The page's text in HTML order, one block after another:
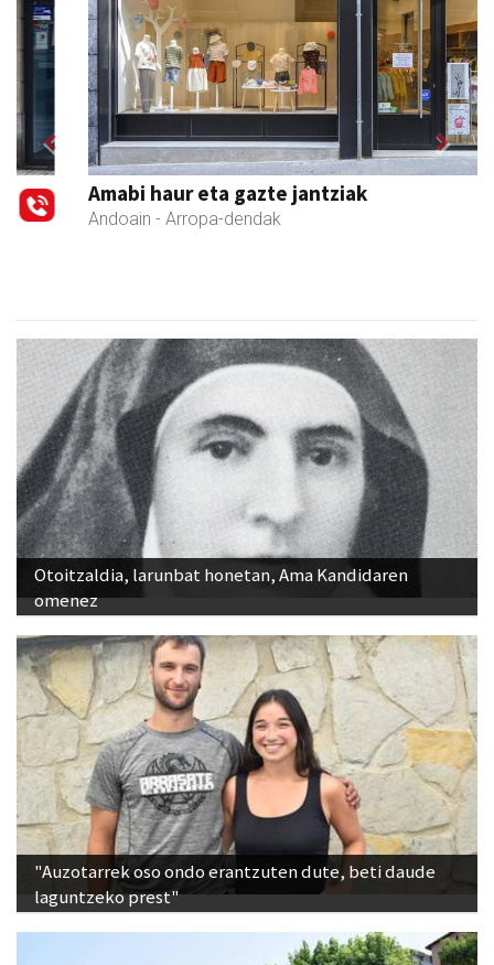
Amabi haur eta gazte jantziak
Andoain - Arropa-dendak
Previous Next
Otoitzaldia, larunbat honetan, Ama Kandidaren
omenez
"Auzotarrek oso ondo erantzuten dute, beti daude
laguntzeko prest"